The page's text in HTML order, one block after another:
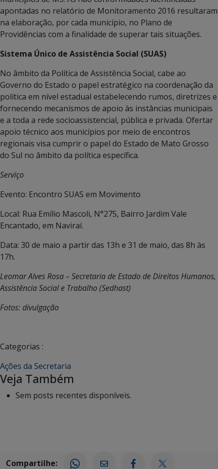
apontadas no relatório de Monitoramento 2016 resultaram
na elaboração, por cada município, no Plano de
Providências com a finalidade de superar tais situações.
Sistema Único de Assistência Social (SUAS)
No âmbito da Política de Assistência Social, cabe ao
Governo do Estado o papel estratégico na coordenação da
política em nível estadual estabelecendo rumos, diretrizes e
fornecendo mecanismos de apoio às instâncias municipais
e a toda a rede socioassistencial, pública e privada. Ofertar
apoio técnico aos municípios por meio de encontros
regionais visa cumprir o papel do Estado de Mato Grosso
do Sul no âmbito da política específica.
Serviço
Evento: Encontro SUAS em Movimento
Local: Rua Emílio Mascoli, N°275, Bairro Jardim Vale
Encantado, em Naviraí.
Data: 30 de maio a partir das 13h e 31 de maio, das 8h às
17h.
Leomar Alves Rosa – Secretaria de Estado de Direitos Humanos,
Assistência Social e Trabalho (Sedhast)
Fotos: divulgação
Categorias :
Ações da Secretaria
Veja Também
Sem posts recentes disponíveis.
Compartilhe: